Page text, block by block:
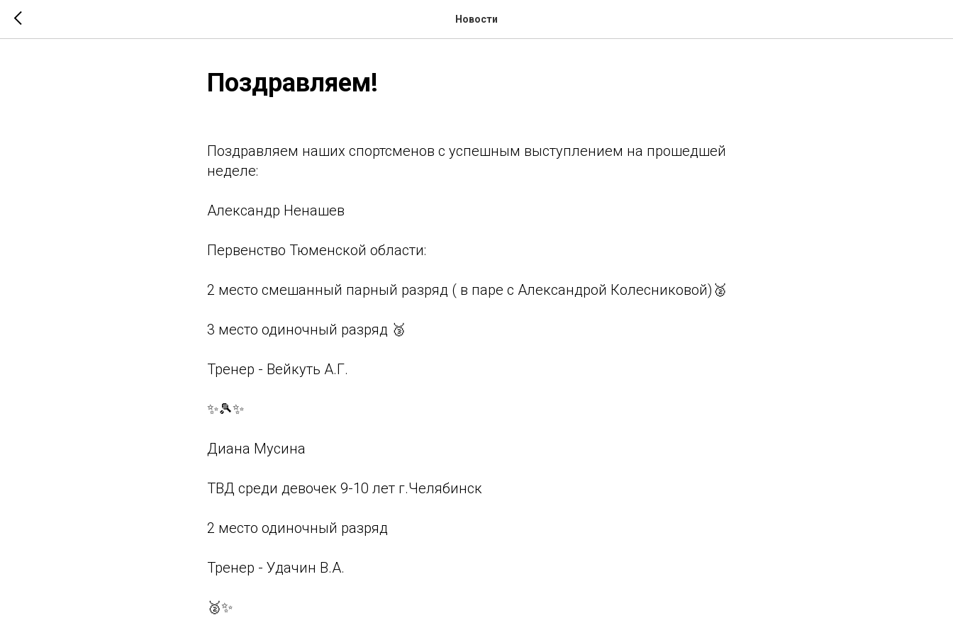
Новости
Поздравляем!
Поздравляем наших спортсменов с успешным выступлением на прошедшей
неделе:
Александр Ненашев
Первенство Тюменской области:
2 место смешанный парный разряд ( в паре с Александрой Колесниковой)🥈
3 место одиночный разряд 🥉
Тренер - Вейкуть А.Г.
✨🎾✨
Диана Мусина
ТВД среди девочек 9-10 лет г.Челябинск
2 место одиночный разряд
Тренер - Удачин В.А.
🥈✨